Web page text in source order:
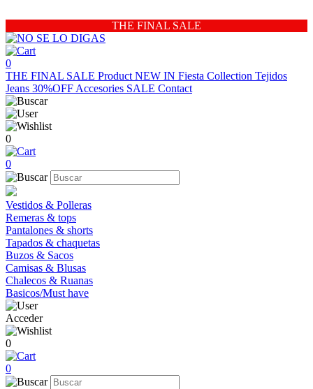
THE FINAL SALE
0
THE FINAL SALE Product NEW IN Fiesta Collection Tejidos
Jeans 30%OFF Accesories SALE Contact
0
0
Vestidos & Polleras
Remeras & tops
Pantalones & shorts
Tapados & chaquetas
Buzos & Sacos
Camisas & Blusas
Chalecos & Ruanas
Basicos/Must have
Acceder
0
0